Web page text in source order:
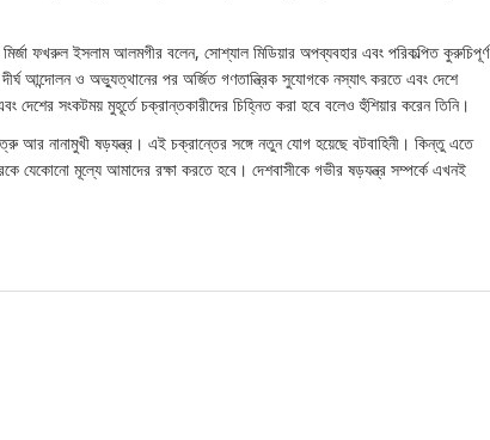
ফখরুল ইসলাম আলমগীর বলেন, সোশ্যাল মিডিয়ার অপব্যবহার এবং পরিকল্পিত কুরুচিপূর্ণ
আন্দোলন ও অভ্যুত্থানের পর অর্জিত গণতান্ত্রিক সুযোগকে নস্যাৎ করতে এবং দেশে
সংকটময় মুহূর্তে চক্রান্তকারীদের চিহ্নিত করা হবে বলেও হুঁশিয়ার করেন তিনি।
আর নানামুখী ষড়যন্ত্র। এই চক্রান্তের সঙ্গে নতুন যোগ হয়েছে বটবাহিনী। কিন্তু এতে
মূল্যে আমাদের রক্ষা করতে হবে। দেশবাসীকে গভীর ষড়যন্ত্র সম্পর্কে এখনই